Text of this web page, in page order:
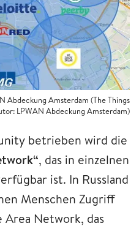
Abdeckung Amsterdam (The Things
LPWAN Abdeckung Amsterdam)
betrieben wird die
, das in einzelnen
ist. In Russland
Menschen Zugriff
Area Network, das